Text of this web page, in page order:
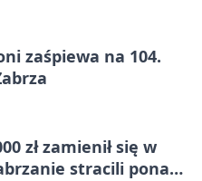
zaśpiewa na 104.
zł zamienił się w
stracili ponad